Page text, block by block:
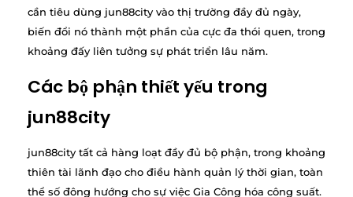
cần tiêu dùng jun88city vào thị trường đầy đủ ngày,
biến đổi nó thành một phần của cực đa thói quen, trong
khoảng đấy liên tưởng sự phát triển lâu năm.
Các bộ phận thiết yếu trong
jun88city
jun88city tất cả hàng loạt đầy đủ bộ phận, trong khoảng
thiên tài lãnh đạo cho điều hành quản lý thời gian, toàn
thể số đông hướng cho sự việc Gia Công hóa công suất.